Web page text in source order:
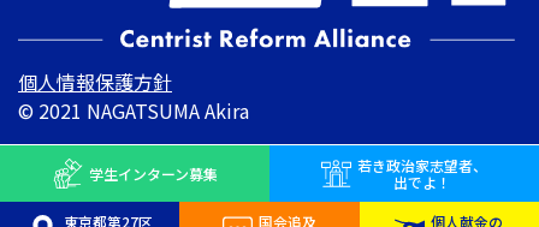
個人情報保護方針
© 2021 NAGATSUMA Akira
学生インターン募集 若き政治家志望者、
出でよ！
東京都第27区
国会追及 個人献金の